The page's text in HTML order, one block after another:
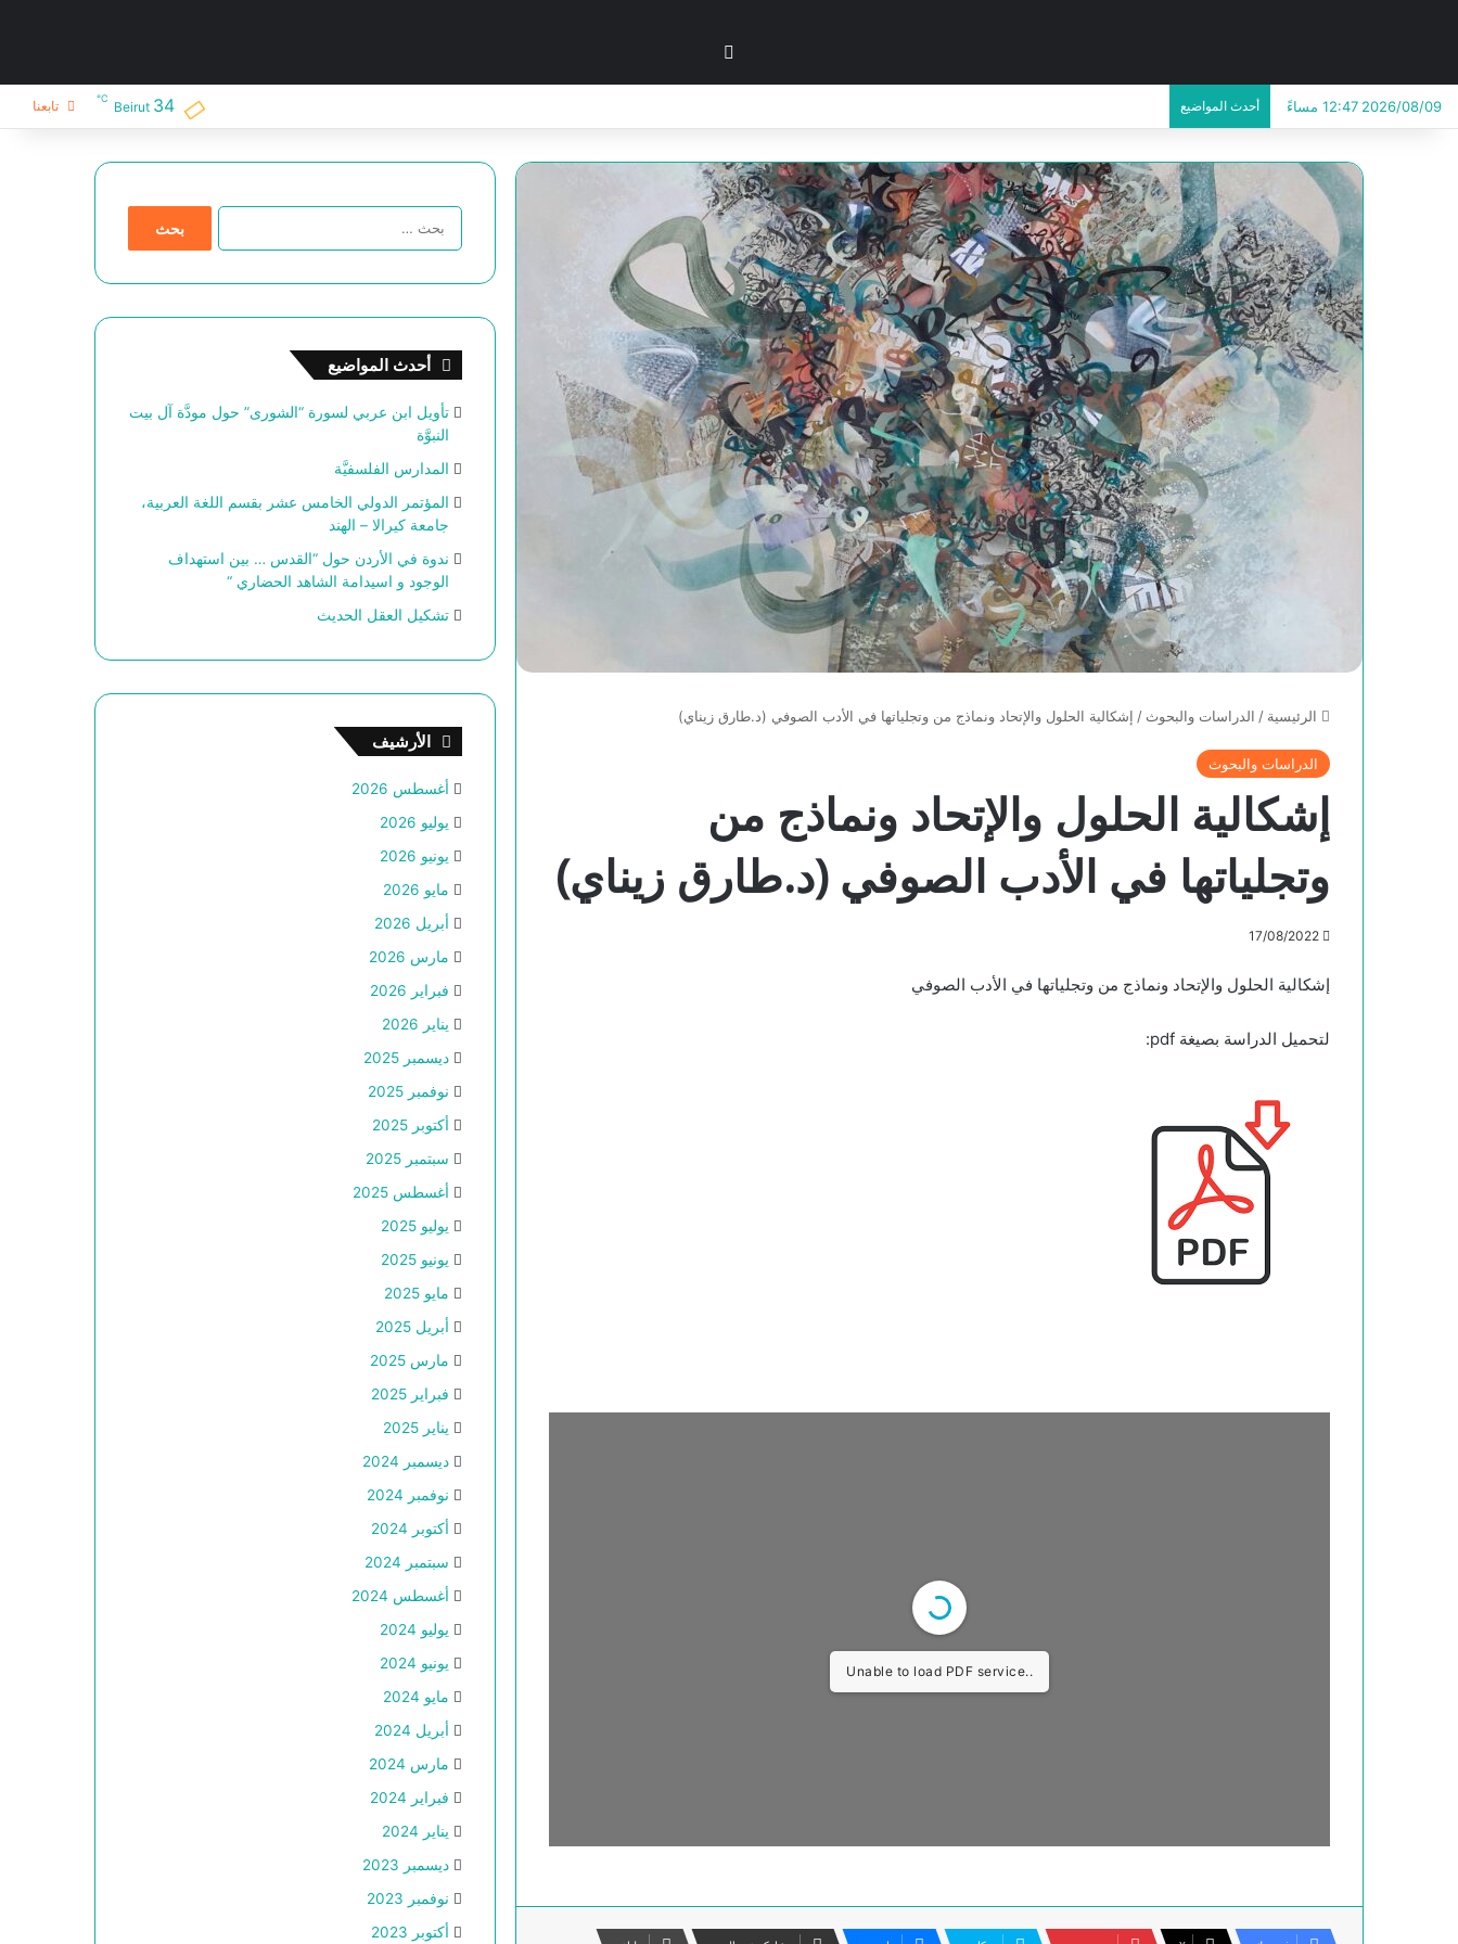
2026/08/09 12:47 مساءً أحدث المواضيع Beirut 34
℃ تابعنا
الرئيسية / الدراسات والبحوث / إشكالية الحلول والإتحاد ونماذج من وتجلياتها في الأدب الصوفي (د.طارق زيناي)
الدراسات والبحوث
إشكالية الحلول والإتحاد ونماذج من
وتجلياتها في الأدب الصوفي (د.طارق زيناي)
17/08/2022
إشكالية الحلول والإتحاد ونماذج من وتجلياتها في الأدب الصوفي
لتحميل الدراسة بصيغة pdf:
Unable to load PDF service..
محمود حيدر وإعادة صياغة مصطلحات
ا
ح
أحدث المواضيع
تأويل ابن عربي لسورة “الشورى” حول مودَّة آل بيت
النبوَّة
المدارس الفلسفيَّة
المؤتمر الدولي الخامس عشر بقسم اللغة العربية،
جامعة كيرالا – الهند
ندوة في الأردن حول “القدس … بين استهداف
الوجود و اسيدامة الشاهد الحضاري “
تشكيل العقل الحديث
الأرشيف
أغسطس 2026
يوليو 2026
يونيو 2026
مايو 2026
أبريل 2026
مارس 2026
فبراير 2026
يناير 2026
ديسمبر 2025
نوفمبر 2025
أكتوبر 2025
سبتمبر 2025
أغسطس 2025
يوليو 2025
يونيو 2025
مايو 2025
أبريل 2025
مارس 2025
فبراير 2025
يناير 2025
ديسمبر 2024
نوفمبر 2024
أكتوبر 2024
سبتمبر 2024
أغسطس 2024
يوليو 2024
يونيو 2024
مايو 2024
أبريل 2024
مارس 2024
فبراير 2024
يناير 2024
ديسمبر 2023
نوفمبر 2023
أكتوبر 2023